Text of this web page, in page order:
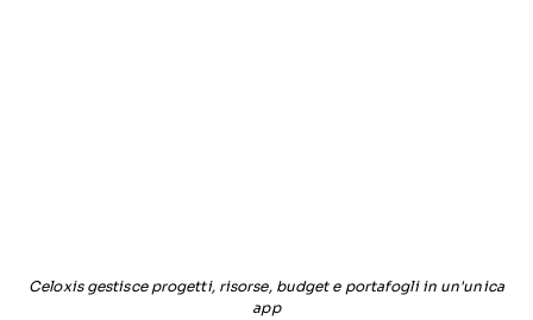
Celoxis gestisce progetti, risorse, budget e portafogli in un'unica
app